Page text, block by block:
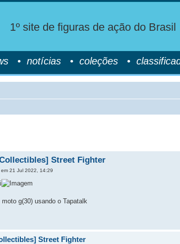
1º site de figuras de ação do Brasil
• notícias • coleções •
Street Fighter
21 Jul 2022, 14:29
g(30) usando o Tapatalk
Street Fighter